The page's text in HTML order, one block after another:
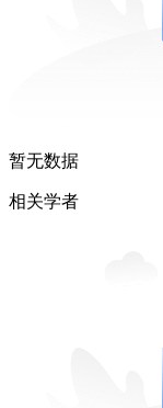
暂无数据
相关学者